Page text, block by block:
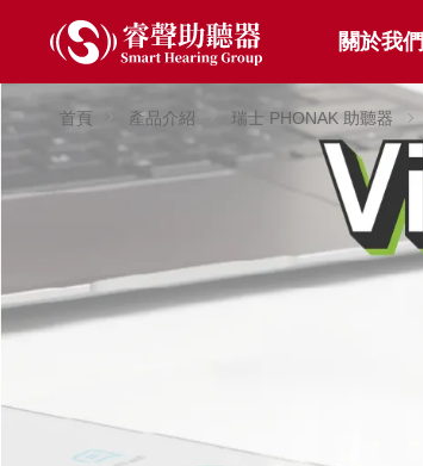
關於我們
首頁 產品介紹 瑞士 PHONAK 助聽器